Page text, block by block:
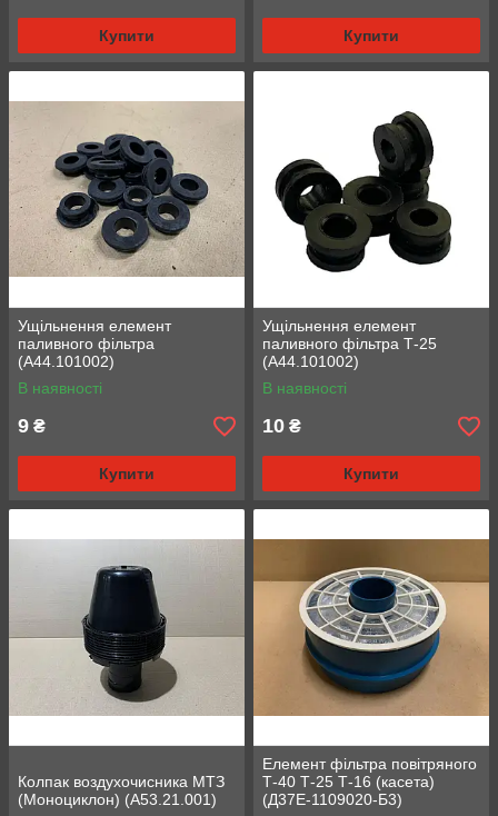
Купити Купити
Ущільнення елемент
паливного фільтра
(А44.101002)
В наявності
9 ₴
Купити
Ущільнення елемент
паливного фільтра Т-25
(А44.101002)
В наявності
10 ₴
Купити
Колпак воздухочисника МТЗ
(Моноциклон) (А53.21.001)
Елемент фільтра повітряного
Т-40 Т-25 Т-16 (касета)
(Д37Е-1109020-Б3)